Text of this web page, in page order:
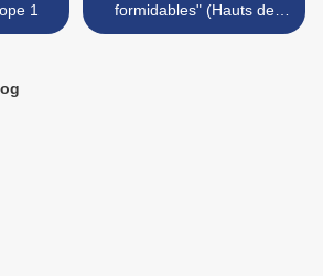
1
formidables" (Hauts de
France) >